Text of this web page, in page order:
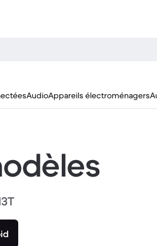
AudioAppareils électroménagers